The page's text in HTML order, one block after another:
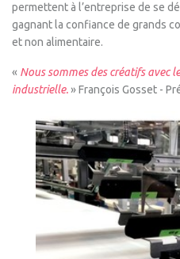
permettent à l’entreprise de se
gagnant la confiance de grands
et non alimentaire.
« Nous sommes des créatifs avec
industrielle.» François Gosset -